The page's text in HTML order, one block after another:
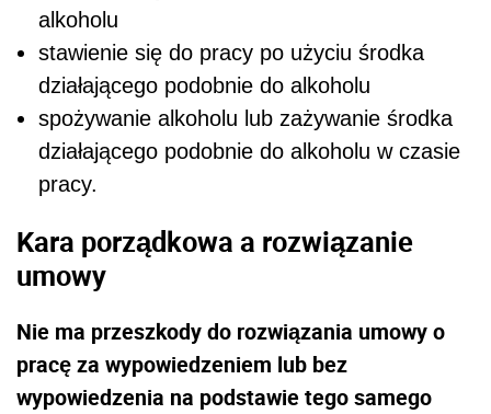
alkoholu
stawienie się do pracy po użyciu środka
działającego podobnie do alkoholu
spożywanie alkoholu lub zażywanie środka
działającego podobnie do alkoholu w czasie
pracy.
Kara porządkowa a rozwiązanie
umowy
Nie ma przeszkody do rozwiązania umowy o
pracę za wypowiedzeniem lub bez
wypowiedzenia na podstawie tego samego